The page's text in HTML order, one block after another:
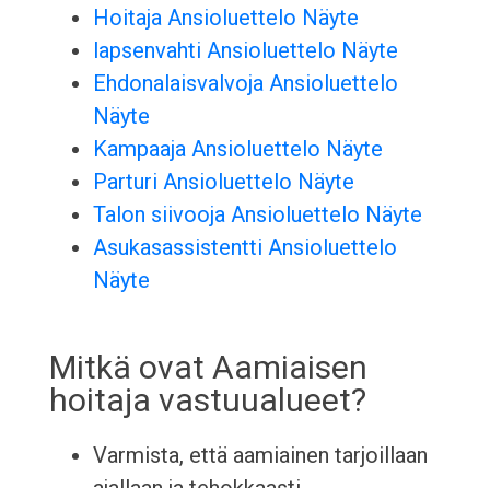
Hoitaja Ansioluettelo Näyte
lapsenvahti Ansioluettelo Näyte
Ehdonalaisvalvoja Ansioluettelo
Näyte
Kampaaja Ansioluettelo Näyte
Parturi Ansioluettelo Näyte
Talon siivooja Ansioluettelo Näyte
Asukasassistentti Ansioluettelo
Näyte
Mitkä ovat Aamiaisen
hoitaja vastuualueet?
Varmista, että aamiainen tarjoillaan